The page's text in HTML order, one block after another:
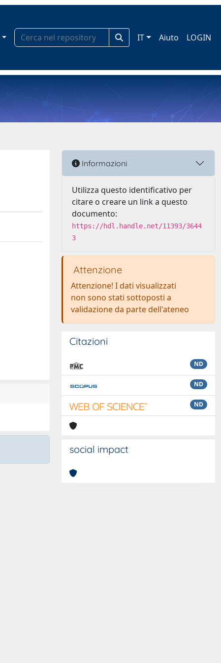
IT Aiuto LOGIN
Informazioni
Utilizza questo identificativo per
citare o creare un link a questo
documento:
https://hdl.handle.net/11393/3644
3
Attenzione
Attenzione! I dati visualizzati
non sono stati sottoposti a
validazione da parte dell'ateneo
Citazioni
ND
ND
ND
social impact